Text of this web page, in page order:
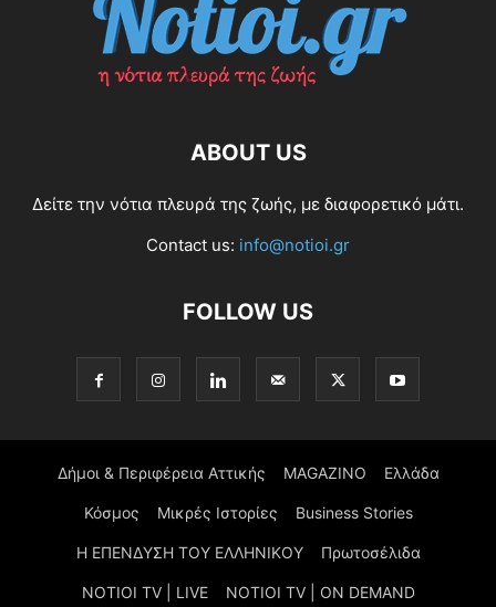
ABOUT US
Δείτε την νότια πλευρά της ζωής, με διαφορετικό μάτι.
Contact us: info@notioi.gr
FOLLOW US
Δήμοι & Περιφέρεια Αττικής MAGAZINO Ελλάδα
Κόσμος Μικρές Ιστορίες Business Stories
Η ΕΠΕΝΔΥΣΗ ΤΟΥ ΕΛΛΗΝΙΚΟΥ Πρωτοσέλιδα
NOTIOI TV | LIVE NOTIOI TV | ON DEMAND